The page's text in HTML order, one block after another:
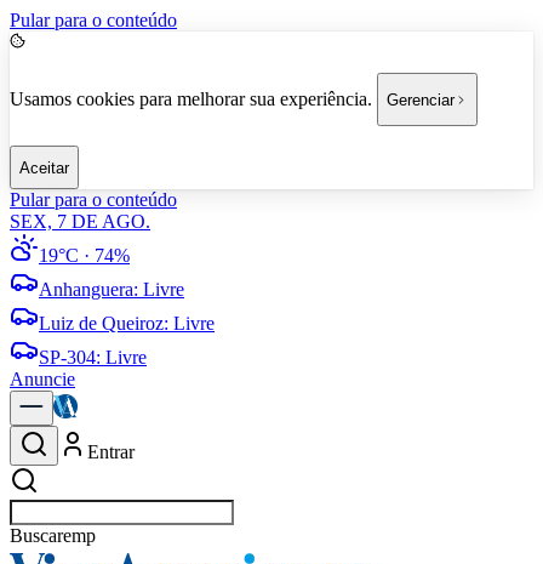
Pular para o conteúdo
Usamos cookies para melhorar sua experiência. Gerenciar
Aceitar
Pular para o conteúdo
SEX, 7 DE AGO.
19°C · 74%
Anhanguera: Livre
Luiz de Queiroz: Livre
SP-304: Livre
Anuncie
Entrar
Buscarempresas em Americana